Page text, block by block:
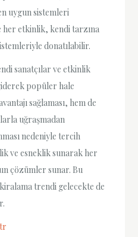
uygun sistemleri
her etkinlik, kendi tarzına
donatılabilir.
sanatçılar ve etkinlik
popüler hale
sağlaması, hem de
uğraşmadan
nedeniyle tercih
ve esneklik sunarak her
çözümler sunar. Bu
trendi gelecekte de